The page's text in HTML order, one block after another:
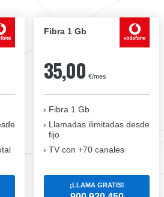
Fibra 1 Gb
35,00 €/mes
Fibra 1 Gb
Llamadas ilimitadas desde
fijo
TV con +70 canales
¡LLAMA GRATIS!